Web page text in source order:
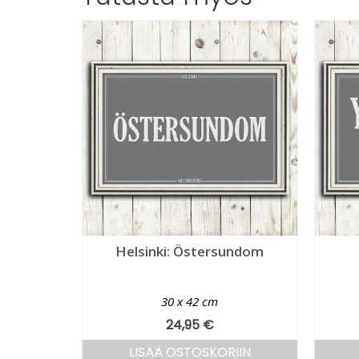
Helsinki: Östersundom
30 x 42 cm
24,95 €
LISÄÄ OSTOSKORIIN